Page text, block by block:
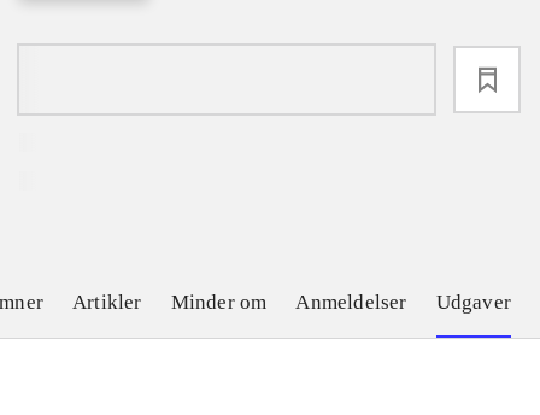
Artikler Minder om Anmeldelser Udgaver